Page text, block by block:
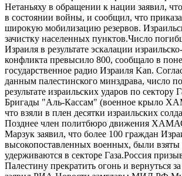
Нетаньяху в обращении к нации заявил,
в состоянии войны, и сообщил, что
широкую мобилизацию резервов.
зачистку населенных пунктов.Число
Израиля в результате эскалации
конфликта превысило 800, сообщало в
государственное радио Израиля Kan.
данным палестинского минздрава, число
результате израильских ударов по сектору
Бригады "Аль-Кассам" (военное крыло
что взяли в плен десятки израильских
Позднее член политбюро движения
Марзук заявил, что более 100 граждан
высокопоставленных военных, были взяты
удерживаются в секторе Газа.Россия
Палестину прекратить огонь и вернуться